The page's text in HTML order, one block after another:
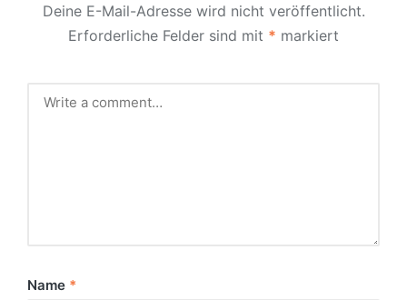
Deine E-Mail-Adresse wird nicht veröffentlicht.
Erforderliche Felder sind mit * markiert
Name *